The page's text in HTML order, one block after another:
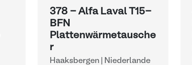
378 - Alfa Laval T15-
BFN
Plattenwärmetausche
r
Haaksbergen | Niederlande